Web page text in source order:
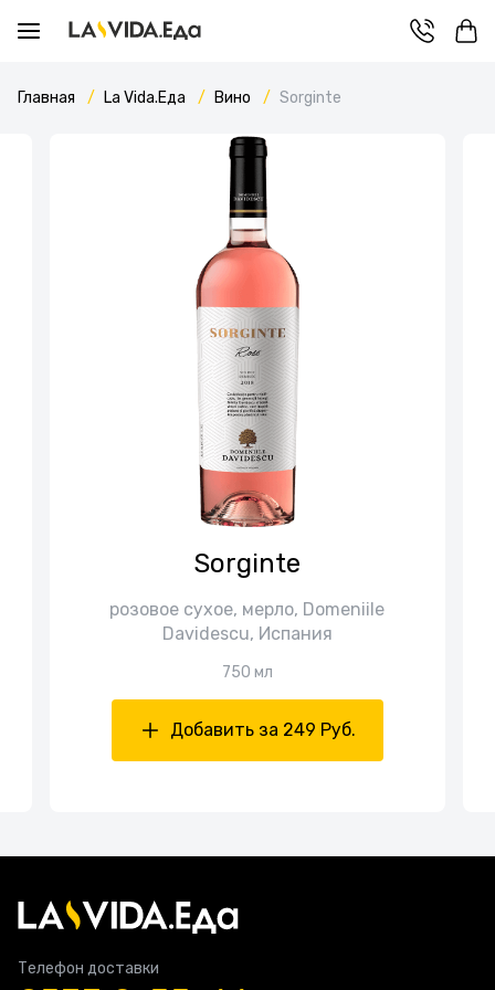
Главная La Vida.Еда Вино Sorginte
Sorginte
розовое сухое, мерло, Domeniile
Davidescu, Испания
750 мл
Добавить за 249 Руб.
Телефон доставки